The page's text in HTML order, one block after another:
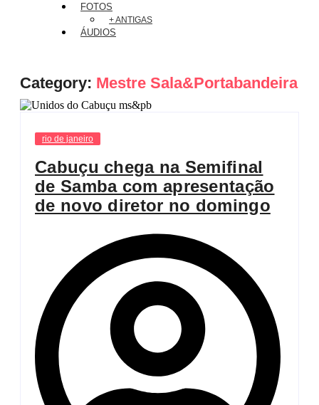
FOTOS
+ ANTIGAS
ÁUDIOS
Category: Mestre Sala&Portabandeira
rio de janeiro
Cabuçu chega na Semifinal
de Samba com apresentação
de novo diretor no domingo